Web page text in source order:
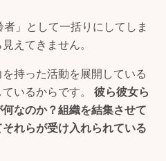
」として一括りにしてしま
えてきません。
持った活動を展開している
いるからです。 彼ら彼女ら
なのか？組織を結集させて
れらが受け入れられている